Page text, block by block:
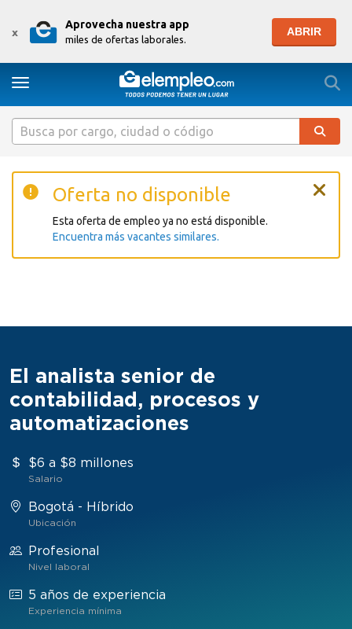
x
Aprovecha nuestra app
miles de ofertas laborales.
ABRIR
Toggle navigation
Oferta no disponible
Esta oferta de empleo ya no está disponible.
Encuentra más vacantes similares.
El analista senior de
contabilidad, procesos y
automatizaciones
$6 a $8 millones
Salario
Bogotá - Híbrido
Ubicación
Profesional
Nivel laboral
5 años de experiencia
Experiencia mínima